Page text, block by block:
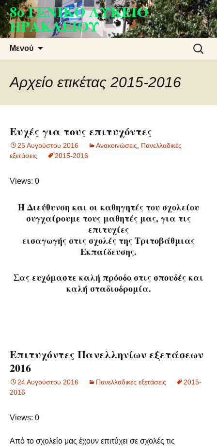
Μετάβαση
σε
περιεχόμενο
8ο ΓΕΝΙΚΟ ΛΥΚΕΙΟ
ΗΡΑΚΛΕΙΟΥ
Μενού
για:
Αρχείο ετικέτας 2015-2016
Ευχές για τους επιτυχόντες
25 Αυγούστου 2016 Ανακοινώσεις
Πανελλαδικές
εξετάσεις
2015-2016
Views: 0
Η Διεύθυνση και οι καθηγητές του σχολείου
συγχαίρουμε τους μαθητές μας, για τις
επιτυχίες
εισαγωγής στις σχολές της Τριτοβάθμιας
Εκπαίδευσης.
Σας ευχόμαστε καλή πρόοδο στις σπουδές και
καλή σταδιοδρομία.
Επιτυχόντες Πανελληνίων εξετάσεων
2016
24 Αυγούστου 2016 Πανελλαδικές εξετάσεις
2015-
2016
Views: 0
Από το σχολείο μας έχουν επιτύχει σε σχολές τις